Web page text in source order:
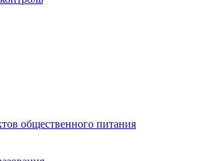
общественного питания